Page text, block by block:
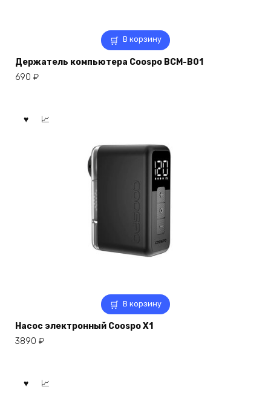
В корзину
Держатель компьютера Coospo BCM-B01
690 ₽
В корзину
Насос электронный Coospo X1
3890 ₽